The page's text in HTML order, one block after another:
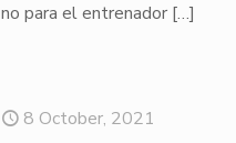
no para el entrenador […]
8 October, 2021